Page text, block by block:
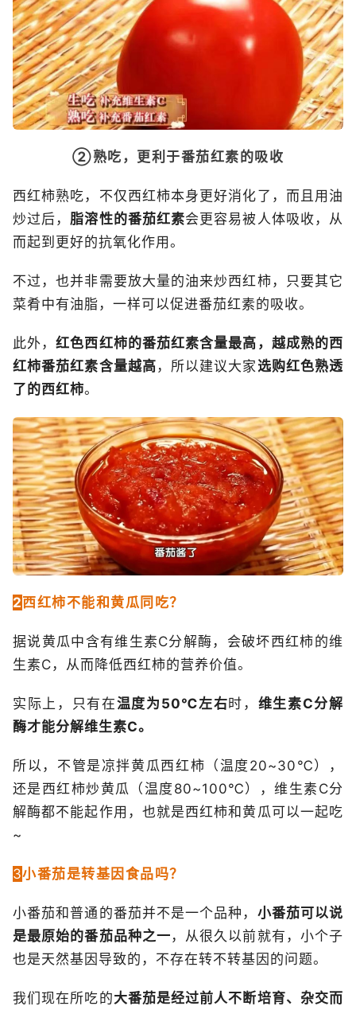
②熟吃，更利于番茄红素的吸收
西红柿熟吃，不仅西红柿本身更好消化了，而且用油
炒过后，脂溶性的番茄红素会更容易被人体吸收，从
而起到更好的抗氧化作用。
不过，也并非需要放大量的油来炒西红柿，只要其它
菜肴中有油脂，一样可以促进番茄红素的吸收。
此外，红色西红柿的番茄红素含量最高，越成熟的西
红柿番茄红素含量越高 ，所以建议大家 选购红色熟透
了的西红柿。
2西红柿不能和黄瓜同吃？
据说黄瓜中含有维生素C分解酶，会破坏西红柿的维
生素C，从而降低西红柿的营养价值。
实际上，只有在温度为50℃左右时， 维生素C分解
酶才能分解维生素C。
所以，不管是凉拌黄瓜西红柿（温度20~30℃），
还是西红柿炒黄瓜（温度80~100℃），维生素C分
解酶都不能起作用，也就是西红柿和黄瓜可以一起吃
~
3小番茄是转基因食品吗？
小番茄和普通的番茄并不是一个品种， 小番茄可以说
是最原始的番茄品种之一 ，从很久以前就有，小个子
也是天然基因导致的，不存在转不转基因的问题。
我们现在所吃的大番茄是经过前人不断培育、杂交而